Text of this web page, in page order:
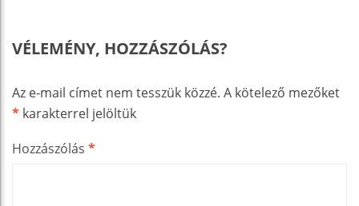
VÉLEMÉNY, HOZZÁSZÓLÁS?
Az e-mail címet nem tesszük közzé. A kötelező mezőket
* karakterrel jelöltük
Hozzászólás *